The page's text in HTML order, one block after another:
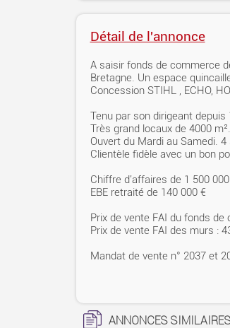
Détail de l'annonce
A saisir fonds de commerce
Bretagne. Un espace
Concession STIHL , ECHO,
Tenu par son dirigeant
Très grand locaux de 4000 m².
Ouvert du Mardi au Samedi.
Clientèle fidèle avec un bon
Chiffre d'affaires de 1 500
EBE retraité de 140 000 €
Prix de vente FAI du fonds de
Prix de vente FAI des murs :
Mandat de vente n° 2037 et
ANNONCES